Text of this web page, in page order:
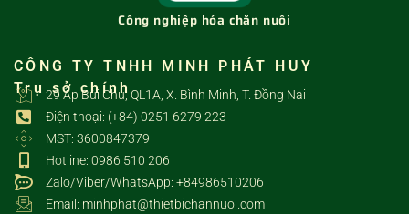
Công nghiệp hóa chăn nuôi
CÔNG TY TNHH MINH PHÁT HUY
Trụ sở chính
29 Ấp Bùi Chu, QL1A, X. Bình Minh, T. Đồng Nai
Điện thoại: (+84) 0251 6279 223
MST: 3600847379
Hotline: 0986 510 206
Zalo/Viber/WhatsApp: +84986510206
Email: minhphat@thietbichannuoi.com